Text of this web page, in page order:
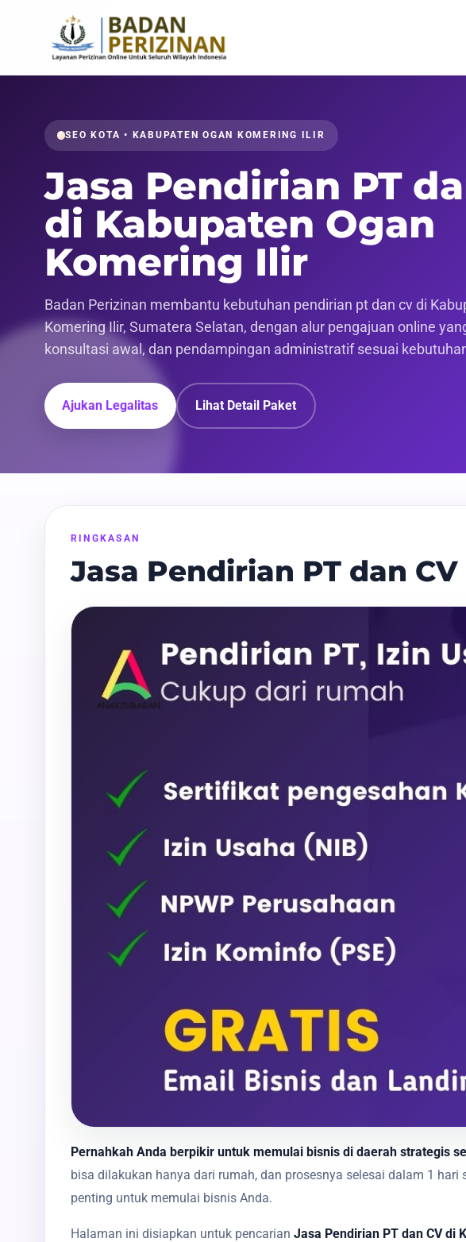
SEO KOTA • KABUPATEN OGAN KOMERING ILIR
Jasa Pendirian PT
di Kabupaten Ogan
Komering Ilir
Badan Perizinan membantu kebutuhan pendirian pt dan cv di
Komering Ilir, Sumatera Selatan, dengan alur pengajuan online
konsultasi awal, dan pendampingan administratif sesuai
Ajukan Legalitas Lihat Detail Paket
RINGKASAN
Jasa Pendirian PT dan
Pernahkah Anda berpikir untuk memulai bisnis di daerah strategis
bisa dilakukan hanya dari rumah, dan prosesnya selesai dalam 1
penting untuk memulai bisnis Anda.
Halaman ini disiapkan untuk pencarian Jasa Pendirian PT dan CV di